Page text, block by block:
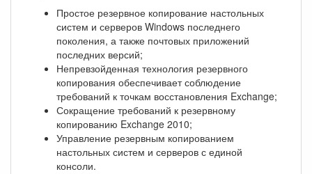
Простое резервное копирование настольных
систем и серверов Windows последнего
поколения, а также почтовых приложений
последних версий;
Непревзойденная технология резервного
копирования обеспечивает соблюдение
требований к точкам восстановления Exchange;
Сокращение требований к резервному
копированию Exchange 2010;
Управление резервным копированием
настольных систем и серверов с единой
консоли.